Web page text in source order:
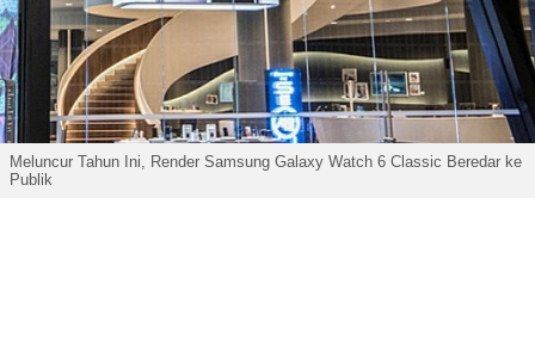
Meluncur Tahun Ini, Render Samsung Galaxy Watch 6 Classic Beredar ke
Publik